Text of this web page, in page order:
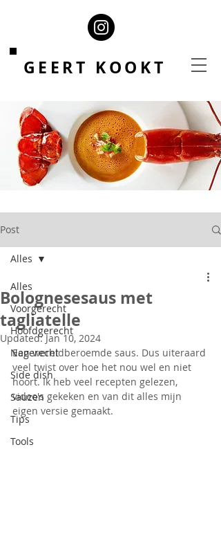
GEERT KOOKT
Post
Alles
Voorgerecht
Hoofdgerecht
Nagerecht
Side dish
Sauzen
Tips
Tools
Alles
Bolognesesaus met
tagliatelle
Updated:Jan 10, 2024
Een wereldberoemde saus. Dus uiteraard
veel twist over hoe het nou wel en niet
hoort. Ik heb veel recepten gelezen,
video's gekeken en van dit alles mijn
eigen versie gemaakt.